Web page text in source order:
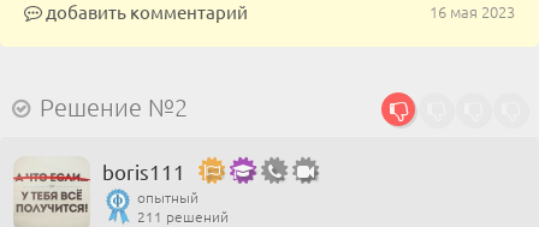
16 мая 2023
добавить комментарий
Решение №2
boris111
опытный
211 решений